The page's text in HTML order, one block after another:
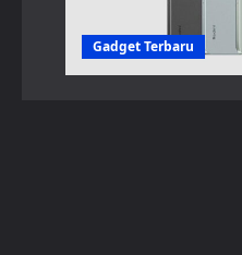
Gadget Terbaru